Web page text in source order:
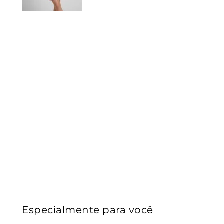
Especialmente para você